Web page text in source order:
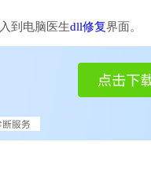
到电脑医生dll修复界面。